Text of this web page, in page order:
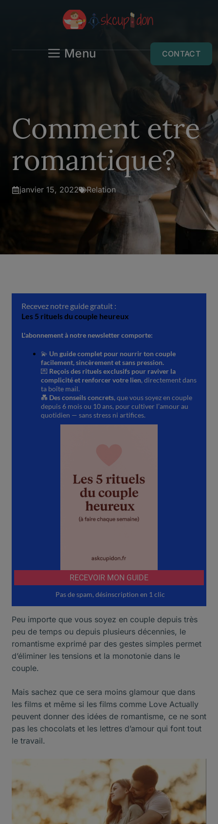
Menu CONTACT
Comment etre
romantique?
janvier 15, 2022 Relation
Peu importe que vous soyez en couple depuis très
peu de temps ou depuis plusieurs décennies, le
romantisme exprimé par des gestes simples permet
d’éliminer les tensions et la monotonie dans le
couple.
Mais sachez que ce sera moins glamour que dans
les films et même si les films comme Love Actually
peuvent donner des idées de romantisme, ce ne sont
pas les chocolats et les lettres d’amour qui font tout
le travail.